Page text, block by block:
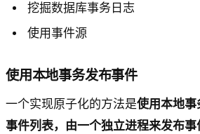
挖掘数据库事务日志
使用事件源
使用本地事务发布事件
一个实现原子化的方法是使用本地事
事件列表，由一个独立进程来发布事